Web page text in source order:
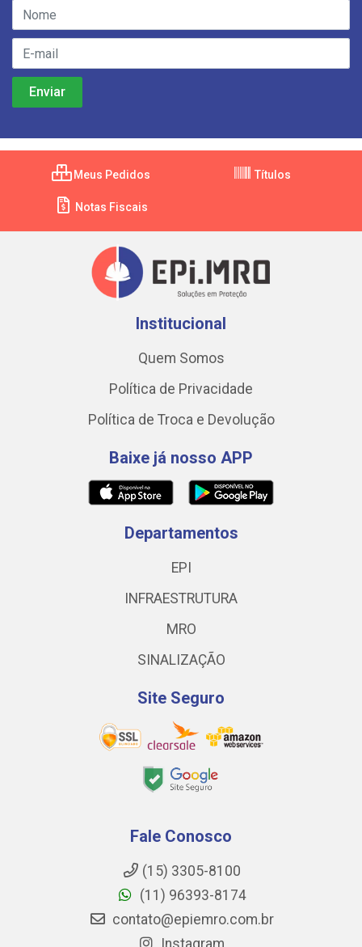
Meus Pedidos Títulos
Notas Fiscais
Institucional
Quem Somos
Política de Privacidade
Política de Troca e Devolução
Baixe já nosso APP
Departamentos
EPI
INFRAESTRUTURA
MRO
SINALIZAÇÃO
Site Seguro
Fale Conosco
(15) 3305-8100
(11) 96393-8174
contato@epiemro.com.br